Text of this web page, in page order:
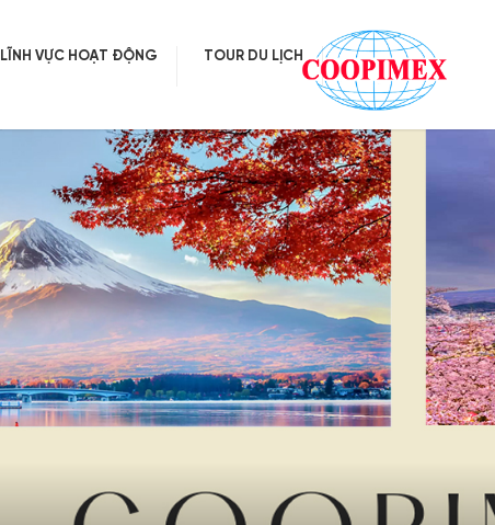
LĨNH VỰC HOẠT ĐỘNG TOUR DU LỊCH